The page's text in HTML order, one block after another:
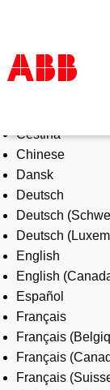
Products &
Industries
Services
About us
Where to buy
Contact us
Careers
Čeština
Chinese
Dansk
Deutsch
Deutsch
Deutsch
English
English
Español
Français
Français
Français
Français